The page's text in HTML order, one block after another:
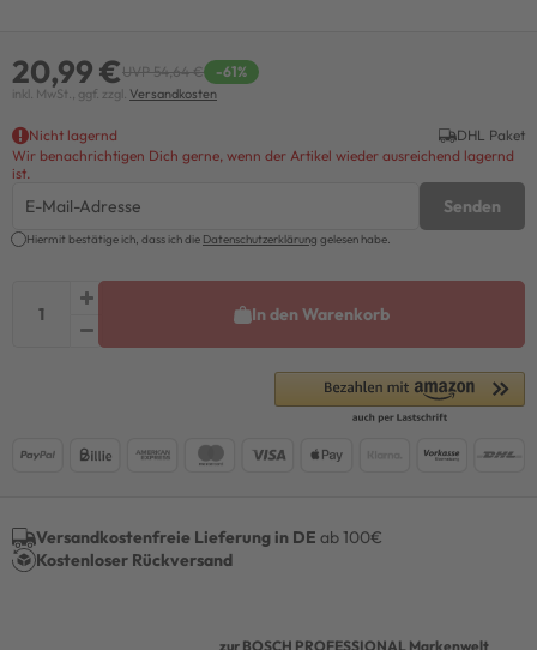
20,99 €UVP 54,64 € -61%
inkl. MwSt., ggf. zzgl. Versandkosten
Nicht lagernd
DHL Paket
Wir benachrichtigen Dich gerne, wenn der Artikel wieder ausreichend lagernd
ist.
Senden
Hiermit bestätige ich, dass ich die Daten­schutz­erklärung gelesen habe.
In den Warenkorb
Versandkostenfreie Lieferung in DE ab 100€
Kostenloser Rückversand
zur BOSCH PROFESSIONAL Markenwelt